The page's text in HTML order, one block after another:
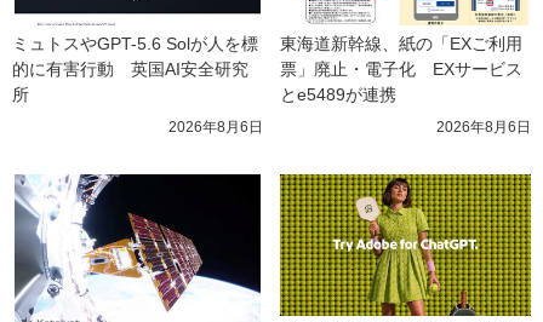
ミュトスやGPT-5.6 Solが人を標
的に有害行動　英国AI安全研究
所
2026年8月6日
東海道新幹線、紙の「EXご利用
票」廃止・電子化　EXサービス
とe5489が連携
2026年8月6日